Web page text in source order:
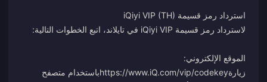
الموقع الإلكتروني:
زيارةhttps://www.iQ.com/vip/codekeyباستخدام متصفح